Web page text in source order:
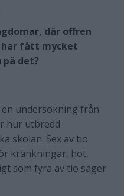
där offren
har fått mycket
på det?
undersökning från
hur utbredd
skolan. Sex av tio
kränkningar, hot,
som fyra av tio säger